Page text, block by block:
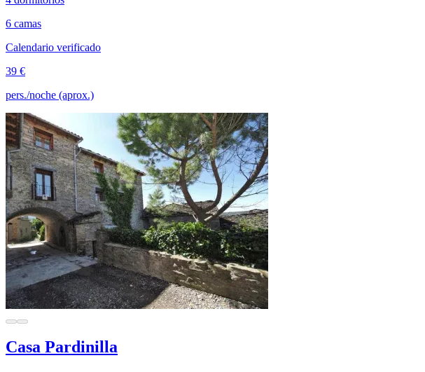
6 camas
Calendario verificado
39 €
pers./noche (aprox.)
Casa Pardinilla